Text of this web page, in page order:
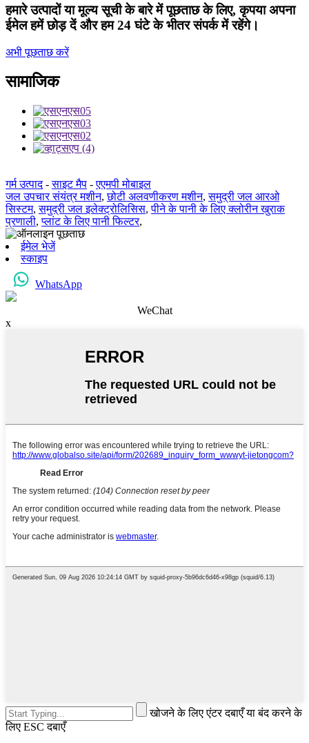
हमारे उत्पादों या मूल्य सूची के बारे में पूछताछ के लिए, कृपया अपना
ईमेल हमें छोड़ दें और हम 24 घंटे के भीतर संपर्क में रहेंगे।
अभी पूछताछ करें
सामाजिक
गर्म उत्पाद-साइट मैप -एएमपी मोबाइल
जल उपचार संयंत्र मशीन,छोटी अलवणीकरण मशीन,समुद्री जल आरओ
सिस्टम,समुद्री जल इलेक्ट्रोलिसिस,पीने के पानी के लिए क्लोरीन खुराक
प्रणाली,प्लांट के लिए पानी फिल्टर,
ईमेल भेजें
स्काइप
WhatsApp
WeChat
x
खोजने के लिए एंटर दबाएँ या बंद करने के
लिए ESC दबाएँ